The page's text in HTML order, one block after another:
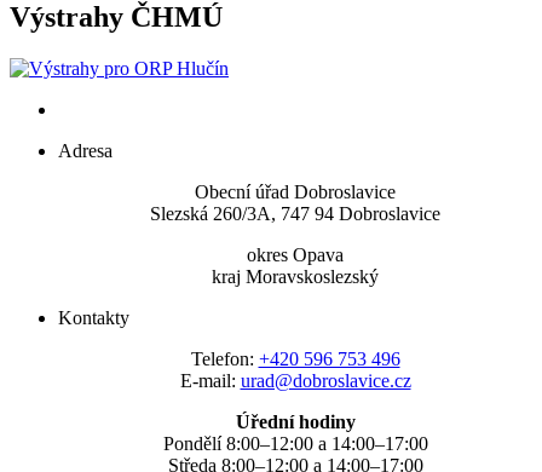
Výstrahy ČHMÚ
Adresa
Obecní úřad Dobroslavice
Slezská 260/3A, 747 94 Dobroslavice
okres Opava
kraj Moravskoslezský
Kontakty
Telefon: +420 596 753 496
E-mail: urad@dobroslavice.cz
Úřední hodiny
Pondělí 8:00–12:00 a 14:00–17:00
Středa 8:00–12:00 a 14:00–17:00